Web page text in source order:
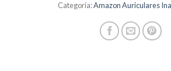
Categoría:Amazon Auriculares